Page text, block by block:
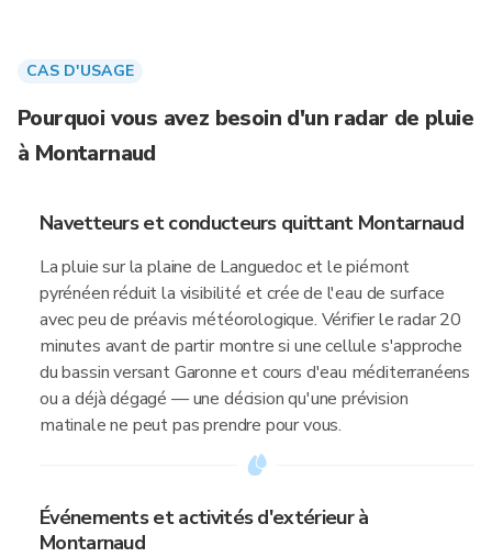
CAS D'USAGE
Pourquoi vous avez besoin d'un radar de pluie
à Montarnaud
Navetteurs et conducteurs quittant Montarnaud
La pluie sur la plaine de Languedoc et le piémont
pyrénéen réduit la visibilité et crée de l'eau de surface
avec peu de préavis météorologique. Vérifier le radar 20
minutes avant de partir montre si une cellule s'approche
du bassin versant Garonne et cours d'eau méditerranéens
ou a déjà dégagé — une décision qu'une prévision
matinale ne peut pas prendre pour vous.
Événements et activités d'extérieur à
Montarnaud